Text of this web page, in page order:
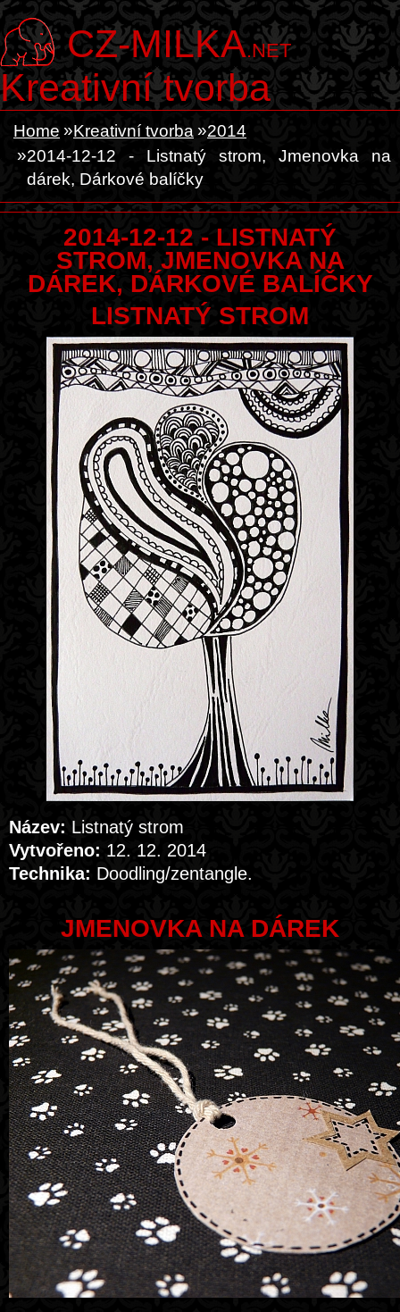
CZ-MILKA.NET
Kreativní tvorba
Home Kreativní tvorba
2014
2014-12-12 - Listnatý strom, Jmenovka na
dárek, Dárkové balíčky
2014-12-12 - LISTNATÝ
STROM, JMENOVKA NA
DÁREK, DÁRKOVÉ BALÍČKY
LISTNATÝ STROM
Název: Listnatý strom
Vytvořeno: 12. 12. 2014
Technika: Doodling/zentangle.
JMENOVKA NA DÁREK